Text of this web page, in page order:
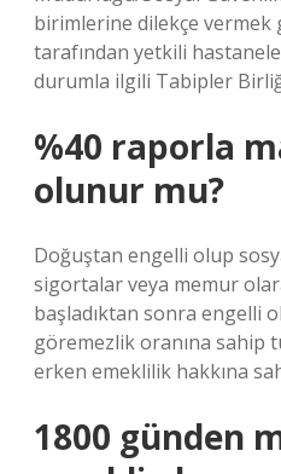
birimlerine dilekçe
tarafından yetkili
durumla ilgili Tabipler
%40 raporla
olunur mu?
Doğuştan engelli olup
sigortalar veya memur
başladıktan sonra engelli
göremezlik oranına sahip
erken emeklilik hakkına
1800 günden